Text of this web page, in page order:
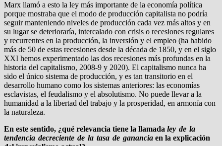
Marx llamó a esto la ley más importante de la economía política
porque mostraba que el modo de producción capitalista no podría
seguir manteniendo niveles de producción cada vez más altos y en
su lugar se deterioraría, intercalado con crisis o recesiones regulares
y recurrentes en la producción, la inversión y el empleo (ha habido
más de 50 de estas recesiones desde la década de 1850, y en el siglo
XXI hemos experimentado las dos recesiones más profundas en la
historia del capitalismo, 2008-9 y 2020). El capitalismo nunca ha
sido el único sistema de producción, y es tan transitorio en el
desarrollo humano como los sistemas anteriores: las economías
esclavistas, el feudalismo y el absolutismo. No puede llevar a la
humanidad a la libertad del trabajo y la prosperidad, en armonía con
la naturaleza.
En este sentido, ¿qué relevancia tiene la llamada ley de la
tendencia decreciente de la tasa de ganancia en la explicación